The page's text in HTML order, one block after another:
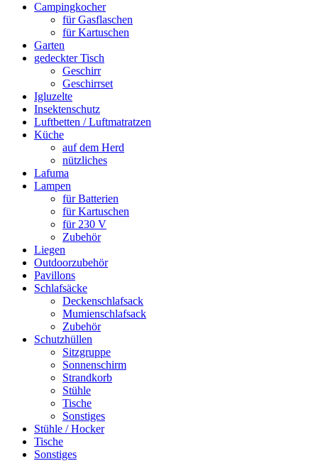
Campingkocher
für Gasflaschen
für Kartuschen
Garten
gedeckter Tisch
Geschirr
Geschirrset
Igluzelte
Insektenschutz
Luftbetten / Luftmatratzen
Küche
auf dem Herd
nützliches
Lafuma
Lampen
für Batterien
für Kartuschen
für 230 V
Zubehör
Liegen
Outdoorzubehör
Pavillons
Schlafsäcke
Deckenschlafsack
Mumienschlafsack
Zubehör
Schutzhüllen
Sitzgruppe
Sonnenschirm
Strandkorb
Stühle
Tische
Sonstiges
Stühle / Hocker
Tische
Sonstiges